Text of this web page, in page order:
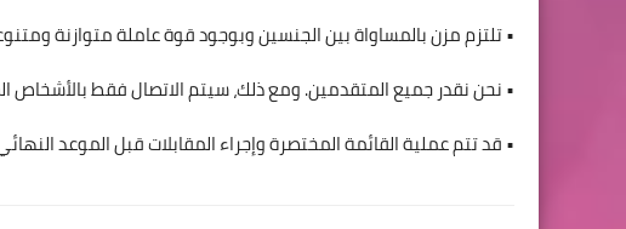
• تلتزم مزن بالمساواة بين الجنسين وبوجود قوة عاملة متوازنة
• نحن نقدر جميع المتقدمين. ومع ذلك، سيتم الاتصال فقط بالأشخاص
• قد تتم عملية القائمة المختصرة وإجراء المقابلات قبل الموعد